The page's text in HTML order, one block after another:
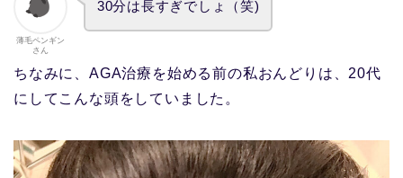
薄毛ペンギン
さん
30分は長すぎでしょ（笑)
ちなみに、AGA治療を始める前の私おんどりは、20代
にしてこんな頭をしていました。